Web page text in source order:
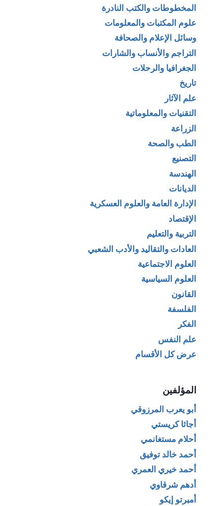
المخطوطات والكتب النادرة
علوم المكتبات والمعلومات
وسائل الإعلام والصحافة
التراجم والأنساب والشارات
الجغرافيا والرحلات
تاريخ
علم الآثار
التقنيات والمعلوماتية
الزراعة
الطب والصحة
التصنيع
الهندسة
الديانات
الإدارة العامة والعلوم العسكرية
الإقتصاد
التربية والتعليم
العادات والتقاليد والأدب الشعبي
العلوم الاجتماعية
العلوم السياسية
القانون
الفلسفة
الفكر
علم النفس
عرض كل الأقسام
المؤلفين
أبو يعرب المرزوقي
أجاثا كريستي
أحلام مستغانمي
أحمد خالد توفيق
أحمد خيري العمري
أدهم شرقاوي
أمبرتو إيكو